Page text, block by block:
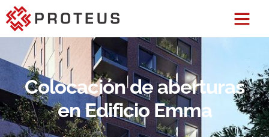
Colocación de aberturas
en Edificio Emma